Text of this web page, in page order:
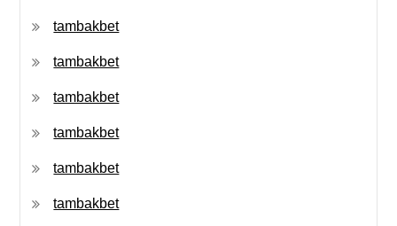
tambakbet
tambakbet
tambakbet
tambakbet
tambakbet
tambakbet